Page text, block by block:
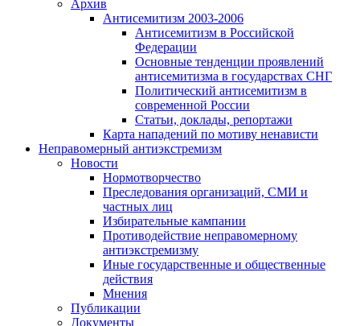
Архив
Антисемитизм 2003-2006
Антисемитизм в Российской
Федерации
Основные тенденции проявлений
антисемитизма в государствах СНГ
Политический антисемитизм в
современной России
Статьи, доклады, репортажи
Карта нападений по мотиву ненависти
Неправомерный антиэкстремизм
Новости
Нормотворчество
Преследования организаций, СМИ и
частных лиц
Избирательные кампании
Противодействие неправомерному
антиэкстремизму
Иные государственные и общественные
действия
Мнения
Публикации
Документы